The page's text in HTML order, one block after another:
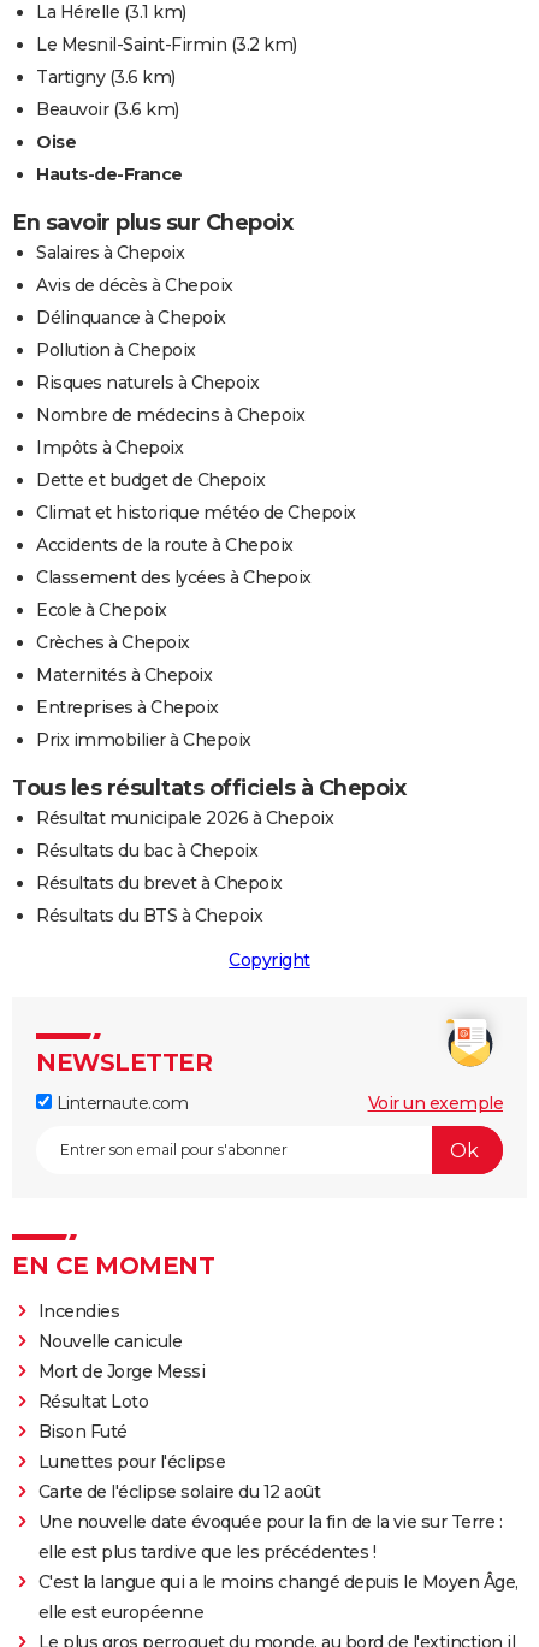
La Hérelle (3.1 km)
Le Mesnil-Saint-Firmin (3.2 km)
Tartigny(3.6 km)
Beauvoir(3.6 km)
Oise
Hauts-de-France
En savoir plus sur Chepoix
Salaires à Chepoix
Avis de décès à Chepoix
Délinquance à Chepoix
Pollution à Chepoix
Risques naturels à Chepoix
Nombre de médecins à Chepoix
Impôts à Chepoix
Dette et budget de Chepoix
Climat et historique météo de Chepoix
Accidents de la route à Chepoix
Classement des lycées à Chepoix
Ecole à Chepoix
Crèches à Chepoix
Maternités à Chepoix
Entreprises à Chepoix
Prix immobilier à Chepoix
Tous les résultats officiels à Chepoix
Résultat municipale 2026 à Chepoix
Résultats du bac à Chepoix
Résultats du brevet à Chepoix
Résultats du BTS à Chepoix
Copyright
NEWSLETTER
Linternaute.com Voir un exemple
EN CE MOMENT
Incendies
Nouvelle canicule
Mort de Jorge Messi
Résultat Loto
Bison Futé
Lunettes pour l'éclipse
Carte de l'éclipse solaire du 12 août
Une nouvelle date évoquée pour la fin de la vie sur Terre :
elle est plus tardive que les précédentes !
C'est la langue qui a le moins changé depuis le Moyen Âge,
elle est européenne
Le plus gros perroquet du monde, au bord de l'extinction il